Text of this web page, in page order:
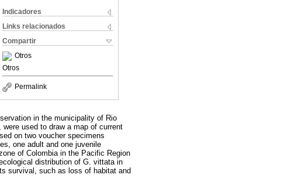
Indicadores
Links relacionados
Compartir
Otros
Otros
Permalink
in the municipality of Rio
used to draw a map of current
on two voucher specimens
one adult and one juvenile
of Colombia in the Pacific Region
distribution of G. vittata in
survival, such as loss of habitat and